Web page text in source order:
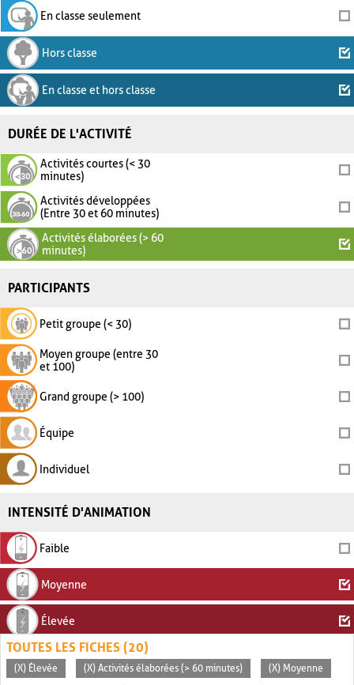
En classe seulement
Hors classe
En classe et hors classe
DURÉE DE L'ACTIVITÉ
Activités courtes (< 30
minutes)
Activités développées
(Entre 30 et 60 minutes)
Activités élaborées (> 60
minutes)
PARTICIPANTS
Petit groupe (< 30)
Moyen groupe (entre 30
et 100)
Grand groupe (> 100)
Équipe
Individuel
INTENSITÉ D'ANIMATION
Faible
Moyenne
Élevée
TOUTES LES FICHES (20)
(X) Élevée (X) Activités élaborées (> 60 minutes) (X) Moyenne